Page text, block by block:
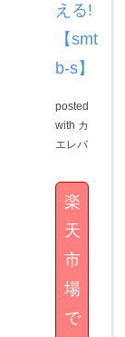
える!
【smt
b-s】
posted
with カ
エレバ
楽
天
市
場
で